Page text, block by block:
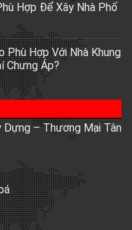
Hợp Để Xây Nhà Phố
Phù Hợp Với Nhà Khung
Chưng Áp?
Dựng – Thương Mại Tân